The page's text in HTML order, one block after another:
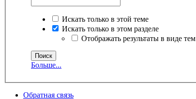
Искать только в этой теме
Искать только в этом разделе
Отображать результаты в виде тем
Больше...
Обратная связь